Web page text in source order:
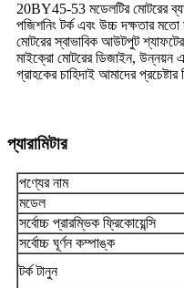
20BY45-53 মডেলটির মোটরের
পজিশনিং টর্ক এবং উচ্চ দক্ষতার মতো
মোটরের স্বাভাবিক আউটপুট
মাইক্রো মোটরের ডিজাইন, উন্নয়ন
গ্রাহকের চাহিদাই আমাদের
প্যারামিটার
পণ্যের নাম
মডেল
সর্বোচ্চ প্রারম্ভিক ফ্রিকোয়েন্সি
সর্বোচ্চ ঘূর্ণন কম্পাঙ্ক
টর্ক টানুন